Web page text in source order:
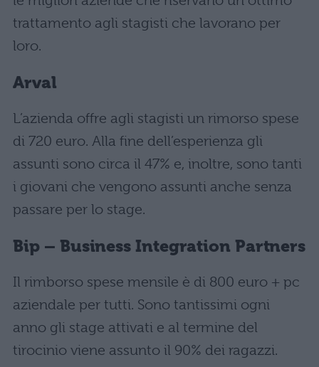
trattamento agli stagisti che lavorano per
loro.
Arval
L’azienda offre agli stagisti un rimorso spese
di 720 euro. Alla fine dell’esperienza gli
assunti sono circa il 47% e, inoltre, sono tanti
i giovani che vengono assunti anche senza
passare per lo stage.
Bip – Business Integration Partners
Il rimborso spese mensile è di 800 euro + pc
aziendale per tutti. Sono tantissimi ogni
anno gli stage attivati e al termine del
tirocinio viene assunto il 90% dei ragazzi.